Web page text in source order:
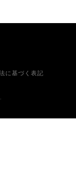
に基づく表記